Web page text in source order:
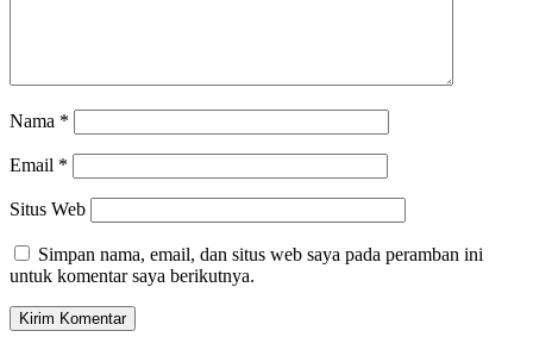
Nama *
Email *
Situs Web
Simpan nama, email, dan situs web saya pada peramban ini
untuk komentar saya berikutnya.